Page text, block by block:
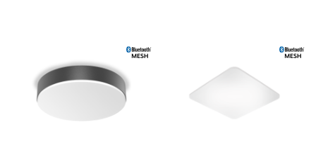
Umkleide WC / Waschraum Treppenhaus
Außenbereich Innenbereich
Montageort